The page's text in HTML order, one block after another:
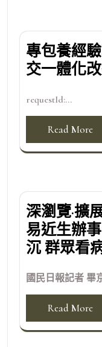
專包養經
交一體化
requestId:...
Read More
深瀏覽·擴
易近生辦
沉 群眾看
國民日報記者 畢
Read More